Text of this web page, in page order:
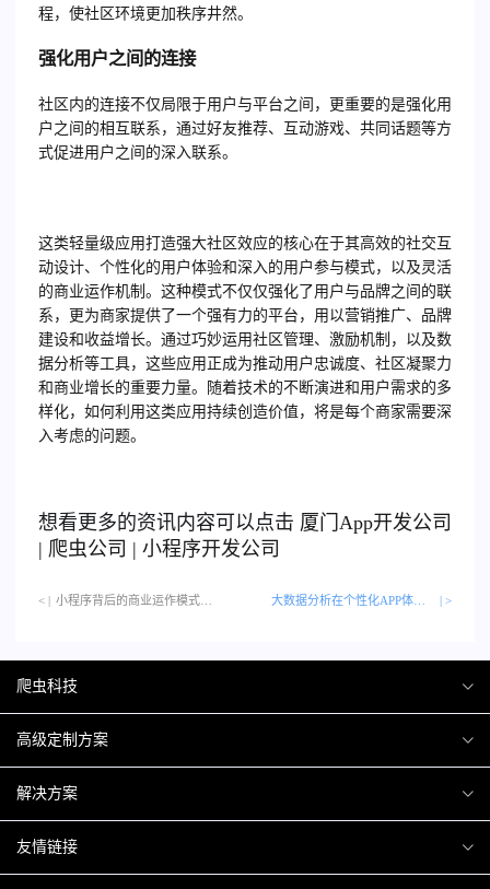
程，使社区环境更加秩序井然。
强化用户之间的连接
社区内的连接不仅局限于用户与平台之间，更重要的是强化用
户之间的相互联系，通过好友推荐、互动游戏、共同话题等方
式促进用户之间的深入联系。
这类轻量级应用打造强大社区效应的核心在于其高效的社交互
动设计、个性化的用户体验和深入的用户参与模式，以及灵活
的商业运作机制。这种模式不仅仅强化了用户与品牌之间的联
系，更为商家提供了一个强有力的平台，用以营销推广、品牌
建设和收益增长。通过巧妙运用社区管理、激励机制，以及数
据分析等工具，这些应用正成为推动用户忠诚度、社区凝聚力
和商业增长的重要力量。随着技术的不断演进和用户需求的多
样化，如何利用这类应用持续创造价值，将是每个商家需要深
入考虑的问题。
想看更多的资讯内容可以点击 厦门 App开发公司
| 爬虫公司 | 小程序开发公司
< | 小程序背后的商业运作模式… | >
爬虫科技
爬虫案例
关于爬虫
高级定制方案
H5互动营销
微信小程序
解决方案
商城解决方案
友情链接